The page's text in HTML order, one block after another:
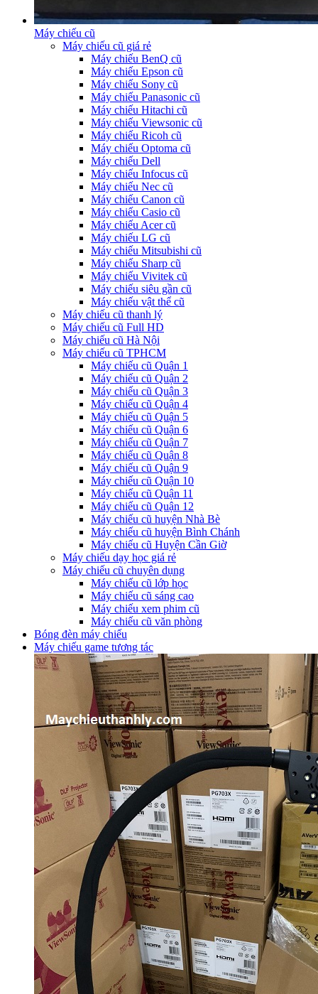
Máy chiếu cũ
Máy chiếu cũ giá rẻ
Máy chiếu BenQ cũ
Máy chiếu Epson cũ
Máy chiếu Sony cũ
Máy chiếu Panasonic cũ
Máy chiếu Hitachi cũ
Máy chiếu Viewsonic cũ
Máy chiếu Ricoh cũ
Máy chiếu Optoma cũ
Máy chiếu Dell
Máy chiếu Infocus cũ
Máy chiếu Nec cũ
Máy chiếu Canon cũ
Máy chiếu Casio cũ
Máy chiếu Acer cũ
Máy chiếu LG cũ
Máy chiếu Mitsubishi cũ
Máy chiếu Sharp cũ
Máy chiếu Vivitek cũ
Máy chiếu siêu gần cũ
Máy chiếu vật thể cũ
Máy chiếu cũ thanh lý
Máy chiếu cũ Full HD
Máy chiếu cũ Hà Nội
Máy chiếu cũ TPHCM
Máy chiếu cũ Quận 1
Máy chiếu cũ Quận 2
Máy chiếu cũ Quận 3
Máy chiếu cũ Quận 4
Máy chiếu cũ Quận 5
Máy chiếu cũ Quận 6
Máy chiếu cũ Quận 7
Máy chiếu cũ Quận 8
Máy chiếu cũ Quận 9
Máy chiếu cũ Quận 10
Máy chiếu cũ Quận 11
Máy chiếu cũ Quận 12
Máy chiếu cũ huyện Nhà Bè
Máy chiếu cũ huyện Bình Chánh
Máy chiếu cũ Huyện Cần Giờ
Máy chiếu dạy học giá rẻ
Máy chiếu cũ chuyên dụng
Máy chiếu cũ lớp học
Máy chiếu cũ sáng cao
Máy chiếu xem phim cũ
Máy chiếu cũ văn phòng
Bóng đèn máy chiếu
Máy chiếu game tương tác